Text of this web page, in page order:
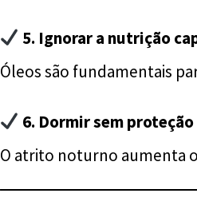
5. Ignorar a nutrição
Óleos são fundamentais
6. Dormir sem
O atrito noturno aumenta